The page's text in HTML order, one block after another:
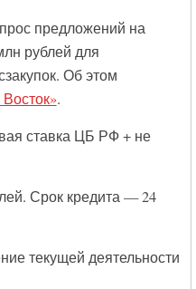
предложений на
рублей для
Об этом
.
ставка ЦБ РФ + не
Срок кредита — 24
текущей деятельности